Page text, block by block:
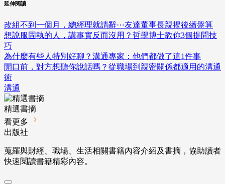
延伸閱讀
改組不到一個月，總經理就請辭⋯友達董事長親揭後續盤算
想說服固執的人，講事實反而沒用？哲學博士教你3個提問技
巧
為什麼有些人特別好聊？溝通專家：他們都做了這1件事
開口前，對方想聽你說話嗎？從職場到親密關係都適用的溝通
術
溝通
精選書摘
看更多
出版社
蒐羅與財經、職場、生活相關書籍內容介紹及書摘，協助讀者
快速閱讀書籍精彩內容。